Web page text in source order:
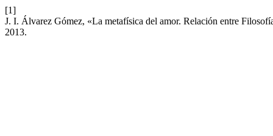
[1]
J. I. Álvarez Gómez, «La metafísica del amor. Relación entre
2013.